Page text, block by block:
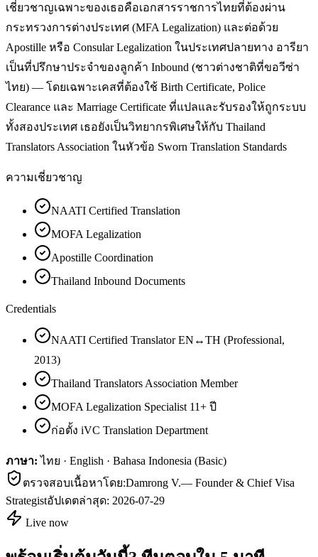
เชี่ยวชาญเฉพาะของเธอคือเอกสารราชการไทยที่ต้องผ่าน
กระทรวงการต่างประเทศ (MFA Legalization) และต่อด้วย
Apostille หรือ Consular Legalization ในประเทศปลายทาง อารียา
เป็นที่ปรึกษาประจำของลูกค้า Inbound (ชาวต่างชาติที่ขอวีซ่า
ไทย) — โดยเฉพาะเคสที่ต้องใช้ Birth Certificate, Police
Clearance และ Marriage Certificate ที่แปลและรับรองให้ถูกระบบ
ทั้งสองประเทศ เธอยังเป็นวิทยากรพิเศษให้กับ Thailand
Translators Association ในหัวข้อ Sworn Translation Standards
ความเชี่ยวชาญ
NAATI Certified Translation
MOFA Legalization
Apostille Coordination
Thailand Inbound Documents
Credentials
NAATI Certified Translator EN↔TH (Professional,
2013)
Thailand Translators Association Member
MOFA Legalization Specialist 11+ ปี
ก่อตั้ง iVC Translation Department
ภาษา: ไทย · English · Bahasa Indonesia (Basic)
ตรวจสอบเนื้อหาโดย:Damrong V.— Founder & Chief Visa
Strategistอัปเดตล่าสุด: 2026-07-29
Live now